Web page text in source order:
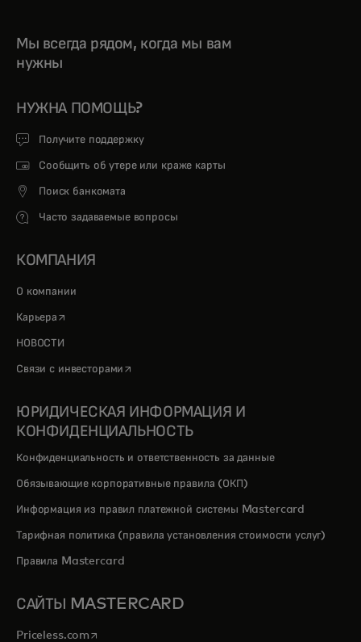
Мы всегда рядом, когда мы вам
нужны
НУЖНА ПОМОЩЬ?
Получите поддержку
Сообщить об утере или краже карты
Поиск банкомата
Часто задаваемые вопросы
КОМПАНИЯ
О компании
Карьера opens in a new tab
НОВОСТИ
Связи с инвесторами opens in a new tab
ЮРИДИЧЕСКАЯ ИНФОРМАЦИЯ И
КОНФИДЕНЦИАЛЬНОСТЬ
Конфиденциальность и ответственность за данные
Обязывающие корпоративные правила (ОКП)
Информация из правил платежной системы Mastercard
Тарифная политика (правила установления стоимости услуг)
Правила Mastercard
САЙТЫ MASTERCARD
Priceless.com opens in a new tab